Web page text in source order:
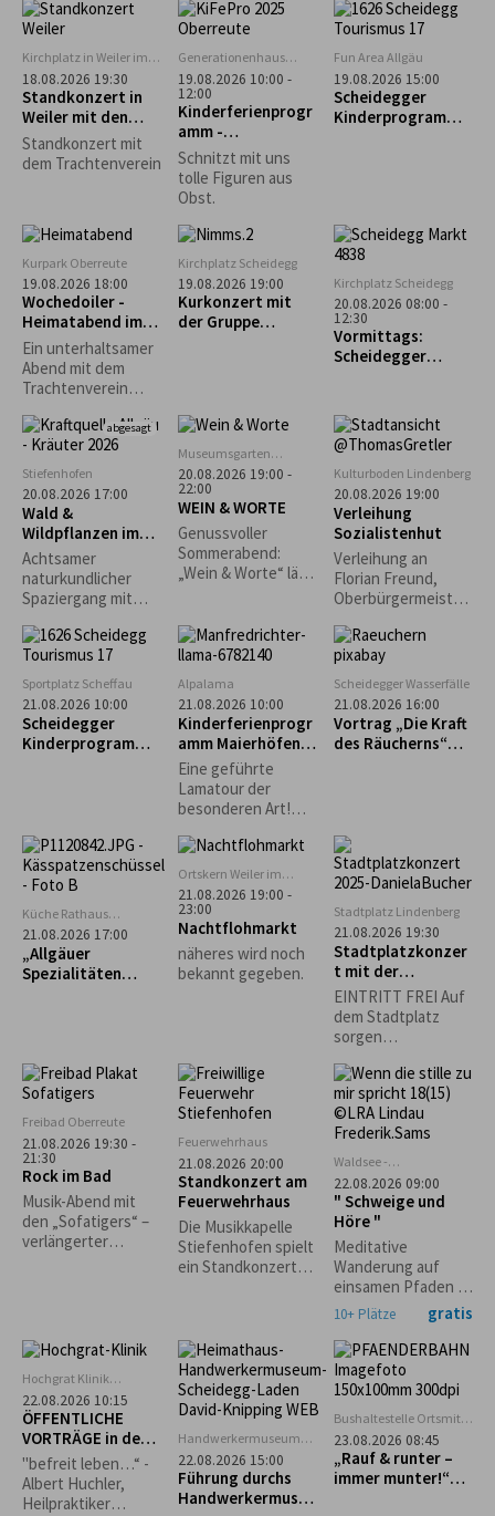
zum Biolandhof
Heim in Scheffau
Schützengesellsch
aft Scheidegg
Kirchplatz in Weiler im
Allgäu
18.08.2026 19:30
Standkonzert in
Weiler mit den
Trachtlern
Standkonzert mit
dem Trachtenverein
Generationenhaus
Oberreute
19.08.2026 10:00 -
12:00
Kinderferienprogr
amm -
Obstschnitzen-
AUSGEBUCHT!!!
Schnitzt mit uns
tolle Figuren aus
Obst.
Fun Area Allgäu
19.08.2026 15:00
Scheidegger
Kinderprogramm:
Kurpark Oberreute
19.08.2026 18:00
Wochedoiler -
Heimatabend im
Kurgarten
Ein unterhaltsamer
Abend mit dem
Trachtenverein
Mitwirkung der
Kinder- und
Jugendgruppe,
Aktivengruppe,
Goißler,
Stubenmusik und
Schellengruppe.
Kirchplatz Scheidegg
19.08.2026 19:00
Kurkonzert mit
der Gruppe
Kirchplatz Scheidegg
20.08.2026 08:00 -
12:30
Vormittags:
Scheidegger
abgesagt
Stiefenhofen
20.08.2026 17:00
Wald &
Wildpflanzen im
Jahreslauf
Achtsamer
naturkundlicher
Spaziergang mit
Kräuterpädagogin,
Pilzcoach (DGfM)
Dr. med. Helga
Wollmerstedt...
Museumsgarten
Oberreute
20.08.2026 19:00 -
22:00
WEIN & WORTE
Genussvoller
Sommerabend:
„Wein & Worte“ lädt
Kulturboden Lindenberg
20.08.2026 19:00
Verleihung
Sozialistenhut
Verleihung an
Florian Freund,
Oberbürgermeister
Sportplatz Scheffau
21.08.2026 10:00
Scheidegger
Kinderprogramm:
Alpalama
21.08.2026 10:00
Kinderferienprogr
amm Maierhöfen:
Alpalama Familien-
Erlebniszeit
Eine geführte
Lamatour der
besonderen Art!
Familien Pro Familie
60 €.
Scheidegger Wasserfälle
21.08.2026 16:00
Vortrag „Die Kraft
des Räucherns“
Küche Rathaus
Scheidegg
21.08.2026 17:00
„Allgäuer
Spezialitäten
Ortskern Weiler im
Allgäu
21.08.2026 19:00 -
23:00
Nachtflohmarkt
näheres wird noch
bekannt gegeben.
Stadtplatz Lindenberg
21.08.2026 19:30
Stadtplatzkonzer
t mit der
Musikgruppe
"Bährig Böhmisch"
EINTRITT FREI Auf
dem Stadtplatz
sorgen
Vereine für
Sitzgelegenheiten
und das leibliche
Wohl. *Die
Veranstaltung
findet nur bei
trockenem Wetter
statt.*
Freibad Oberreute
21.08.2026 19:30 -
21:30
Rock im Bad
Musik-Abend mit
den „Sofatigers“ –
verlängerter
bei guter
Witterung.
Feuerwehrhaus
21.08.2026 20:00
Standkonzert am
Feuerwehrhaus
Die Musikkapelle
Stiefenhofen spielt
ein Standkonzert
Sie sich auf einen
Abend voller Musik
und Gemeinschaft.
Waldsee -
Seepromenade
Lindenberg
22.08.2026 09:00
" Schweige und
Höre "
Meditative
Wanderung auf
einsamen Pfaden im
Waldseegebiet
Lindenberg mit
Christine Wagner.
10+ Plätze gratis
Hochgrat Klinik
Stiefenhofen
22.08.2026 10:15
ÖFFENTLICHE
VORTRÄGE in der
Hochgrat Klinik
"befreit leben…“ -
Albert Huchler,
Heilpraktiker
Handwerkermuseum
„Heimathaus"
Scheidegg
22.08.2026 15:00
Führung durchs
Handwerkermuseu
Bushaltestelle Ortsmitte
Scheidegg
23.08.2026 08:45
„Rauf & runter –
immer munter!“